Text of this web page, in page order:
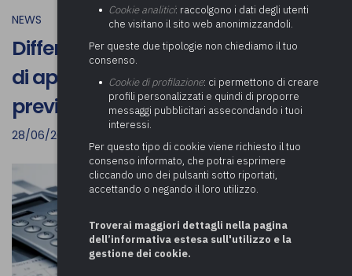
NEWS
Differimento al 31 luglio del termine
di approvazione del bilancio di
previsione 2022-2024
28/06/2022
Cookie analitici: raccolgono i dati degli utenti
che visitano il sito web anonimizzandoli.
Per queste due tipologie non chiediamo il tuo
consenso.
Cookie di profilazione: ci permettono di creare
profili personalizzati e quindi di proporre
messaggi pubblicitari assecondando i tuoi
interessi.
Per questo tipo di cookie viene richiesto il tuo
consenso informato, che potrai esprimere
cliccando uno dei pulsanti sotto riportati,
accettando o negando il loro utilizzo.
Troverai maggiori dettagli nella pagina
dell’informativa estesa sull'utilizzo e la
gestione dei cookie.